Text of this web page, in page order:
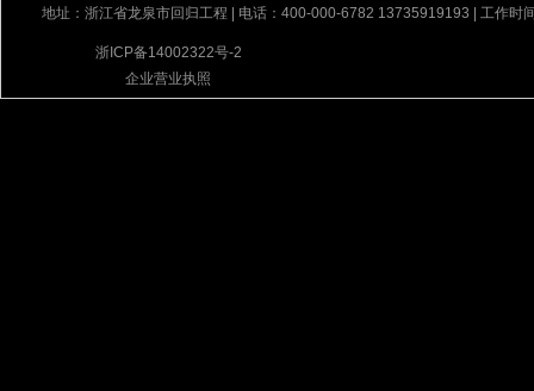
地址：浙江省龙泉市回归工程 | 电话：400-000-6782 13735919193 | 工作时
浙ICP备14002322号-2
企业营业执照